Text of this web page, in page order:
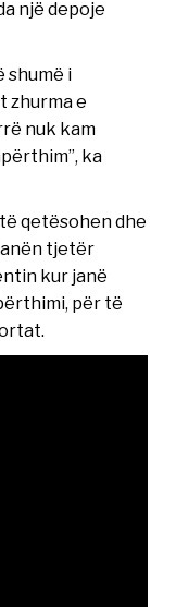
një depoje
shumë i
zhurma e
nuk kam
ka
qetësohen dhe
tjetër
kur janë
për të